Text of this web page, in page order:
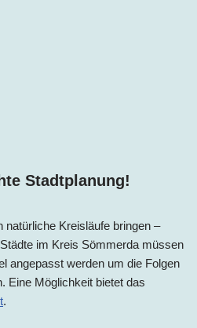
Stadtplanung!
Kreisläufe bringen –
im Kreis Sömmerda müssen
angepasst werden um die Folgen
Eine Möglichkeit bietet das
.